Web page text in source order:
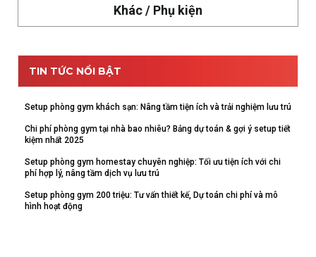
Khác / Phụ kiện
TIN TỨC NỔI BẬT
Setup phòng gym khách sạn: Nâng tầm tiện ích và trải nghiệm lưu trú
Chi phí phòng gym tại nhà bao nhiêu? Bảng dự toán & gợi ý setup tiết
kiệm nhất 2025
Setup phòng gym homestay chuyên nghiệp: Tối ưu tiện ích với chi
phí hợp lý, nâng tầm dịch vụ lưu trú
Setup phòng gym 200 triệu: Tư vấn thiết kế, Dự toán chi phí và mô
hình hoạt động